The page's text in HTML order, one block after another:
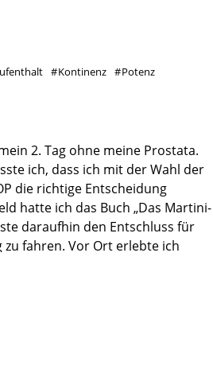
Kontinenz
Potenz
2. Tag ohne meine Prostata.
ich, dass ich mit der Wahl der
die richtige Entscheidung
hatte ich das Buch „Das Martini-
daraufhin den Entschluss für
zu fahren. Vor Ort erlebte ich
Beschriebene umgesetzt war